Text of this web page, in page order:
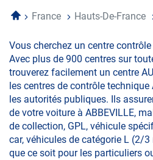
AccueilFrance Hauts-De-France
Vous cherchez un centre
Avec plus de 900 centres sur
trouverez facilement un centre
les centres de contrôle technique
les autorités publiques. Ils
de votre voiture à ABBEVILLE,
de collection, GPL, véhicule
car, véhicules de catégorie L (2/
que ce soit pour les particuliers